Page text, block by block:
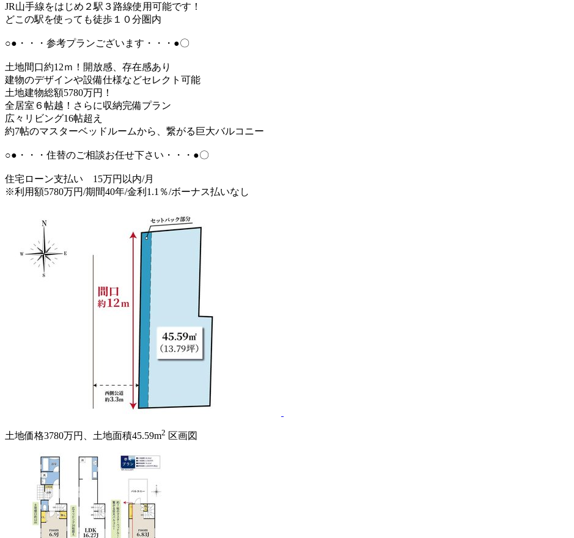
JR山手線をはじめ２駅３路線使用可能です！
どこの駅を使っても徒歩１０分圏内
○●・・・参考プランございます・・・●〇
土地間口約12ｍ！開放感、存在感あり
建物のデザインや設備仕様などセレクト可能
土地建物総額5780万円！
全居室６帖越！さらに収納完備プラン
広々リビング16帖超え
約7帖のマスターベッドルームから、繋がる巨大バルコニー
○●・・・住替のご相談お任せ下さい・・・●〇
住宅ローン支払い 15万円以内/月
※利用額5780万円/期間40年/金利1.1％/ボーナス払いなし
土地価格3780万円、土地面積45.59m2 区画図